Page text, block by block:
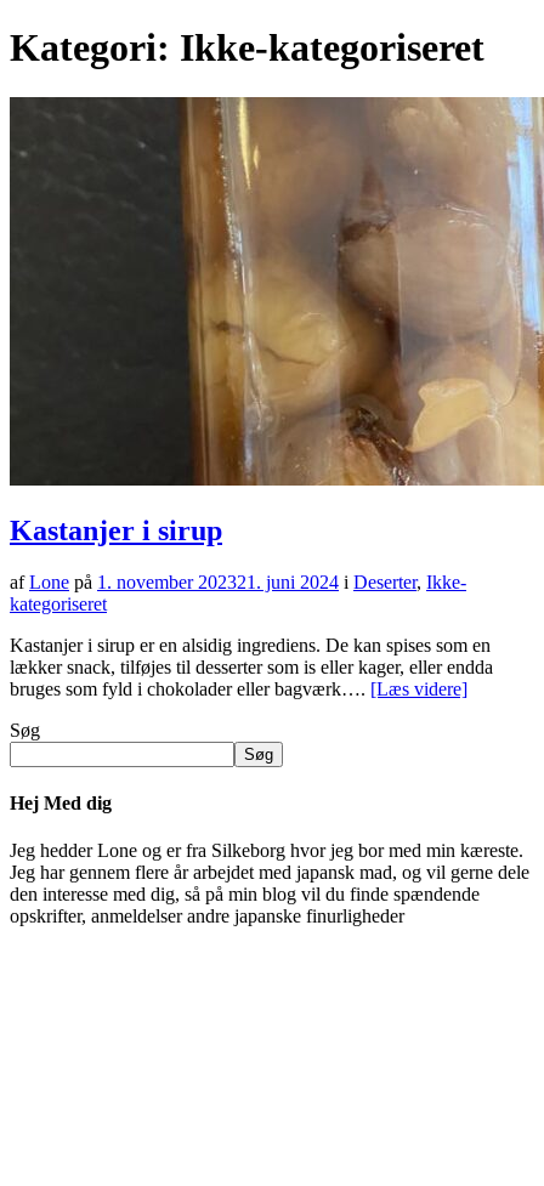
Kategori: Ikke-kategoriseret
Kastanjer i sirup
afLone på 1. november 202321. juni 2024 i Deserter, Ikke-
kategoriseret
Kastanjer i sirup er en alsidig ingrediens. De kan spises som en
lækker snack, tilføjes til desserter som is eller kager, eller endda
bruges som fyld i chokolader eller bagværk…. [Læs videre]
Søg
Søg
Hej Med dig
Jeg hedder Lone og er fra Silkeborg hvor jeg bor med min kæreste.
Jeg har gennem flere år arbejdet med japansk mad, og vil gerne dele
den interesse med dig, så på min blog vil du finde spændende
opskrifter, anmeldelser andre japanske finurligheder